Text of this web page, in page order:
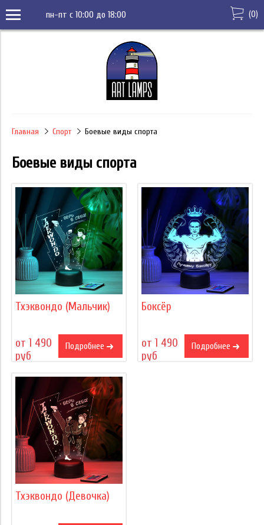
пн-пт с 10:00 до 18:00 (0)
Главная Спорт Боевые виды спорта
Боевые виды спорта
Тхэквондо (Мальчик)
от 1 490
руб
Подробнее
Боксёр
от 1 490
руб
Подробнее
Тхэквондо (Девочка)